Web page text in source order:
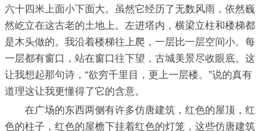
六十四米上面小下面大。虽然它经历了无数风雨，依然巍
然屹立在这古老的土地上。左进塔内，横梁立柱和楼梯都
是木头做的。我沿着楼梯往上爬，一层比一层空间小。每
一层都有窗口，站在窗口往下望，古城美景尽收眼底。这
让我想起那句诗，“欲穷千里目，更上一层楼。”说的真有
道理这让我更懂得了它的含意。
在广场的东西两侧有许多仿唐建筑，红色的屋顶，红
色的柱子，红色的屋檐下挂着红色的灯笼，这些仿唐建筑